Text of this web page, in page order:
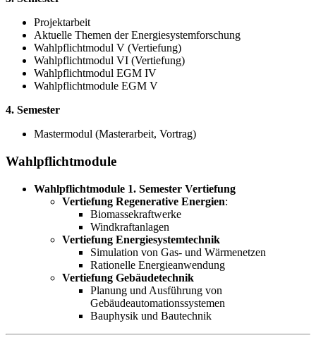
Projektarbeit
Aktuelle Themen der Energiesystemforschung
Wahlpflichtmodul V (Vertiefung)
Wahlpflichtmodul VI (Vertiefung)
Wahlpflichtmodul EGM IV
Wahlpflichtmodule EGM V
4. Semester
Mastermodul (Masterarbeit, Vortrag)
Wahlpflichtmodule
Wahlpflichtmodule 1. Semester Vertiefung
Vertiefung Regenerative Energien:
Biomassekraftwerke
Windkraftanlagen
Vertiefung Energiesystemtechnik
Simulation von Gas- und Wärmenetzen
Rationelle Energieanwendung
Vertiefung Gebäudetechnik
Planung und Ausführung von
Gebäudeautomationssystemen
Bauphysik und Bautechnik